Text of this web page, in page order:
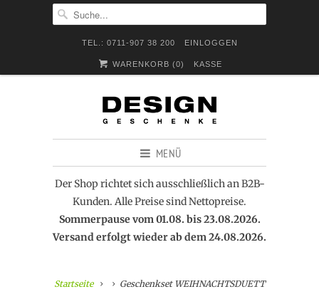
TEL.: 0711-907 38 200 EINLOGGEN
WARENKORB (0) KASSE
MENÜ
Der Shop richtet sich ausschließlich an B2B-
Kunden. Alle Preise sind Nettopreise.
Sommerpause vom 01.08. bis 23.08.2026.
Versand erfolgt wieder ab dem 24.08.2026.
Startseite Geschenkset WEIHNACHTSDUETT